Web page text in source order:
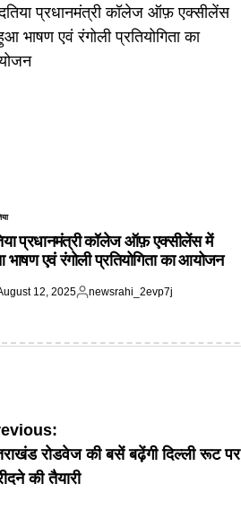
प्रधानमंत्री कॉलेज ऑफ़ एक्सीलेंस में
एवं रंगोली प्रतियोगिता का आयोजन
12, 2025
Posted
newsrahi_2evp7j
रोडवेज की बसें बढ़ेंगी दिल्ली रूट
की तैयारी